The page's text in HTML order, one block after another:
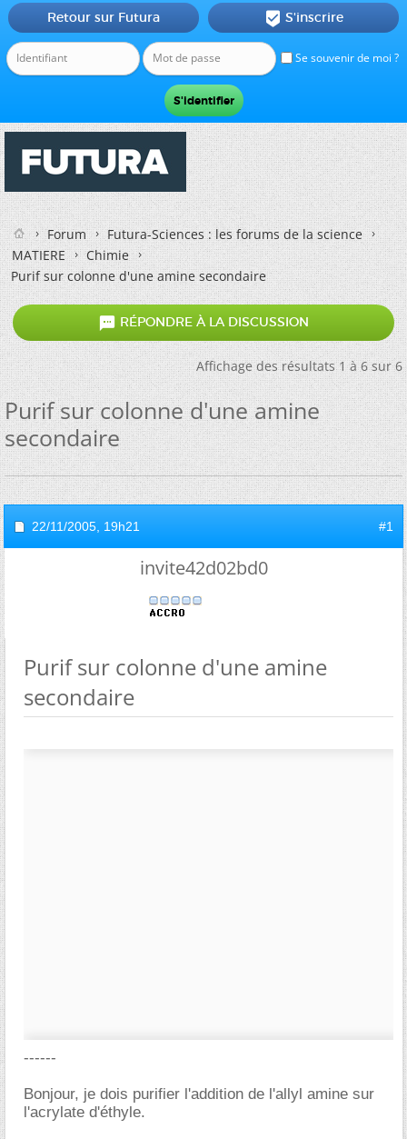
Se souvenir de moi ?
Retour sur Futura  S'inscrire
Forum
Futura-Sciences : les forums de la science
MATIERE
Chimie
Purif sur colonne d'une amine secondaire
 RÉPONDRE À LA DISCUSSION
Affichage des résultats 1 à 6 sur 6
Purif sur colonne d'une amine
secondaire
22/11/2005, 19h21 #1
invite42d02bd0
Purif sur colonne d'une amine
secondaire
------
Bonjour, je dois purifier l'addition de l'allyl amine sur
l'acrylate d'éthyle.